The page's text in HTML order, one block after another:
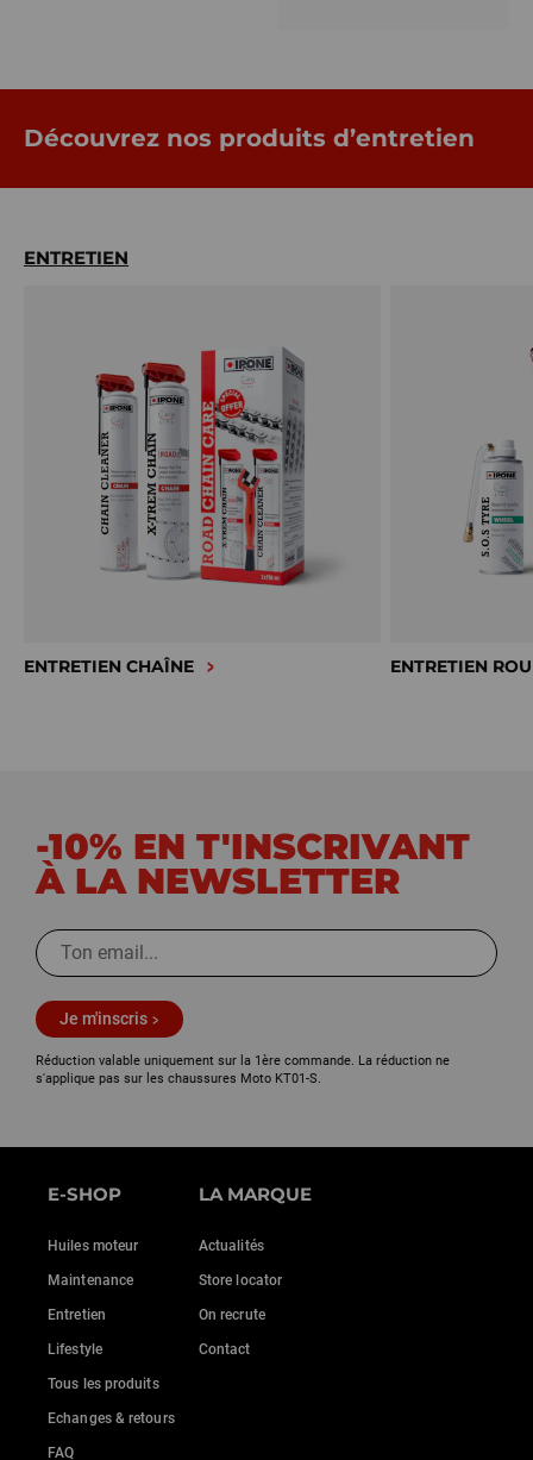
Découvrez nos produits d’entretien
ENTRETIEN
ENTRETIEN CHAÎNE ENTRETIEN
-10% EN T'INSCRIVANT
À LA NEWSLETTER
Je m'inscris
Réduction valable uniquement sur la 1ère commande. La réduction ne
s'applique pas sur les chaussures Moto KT01-S.
E-SHOP
Huiles moteur
Maintenance
Entretien
Lifestyle
Tous les produits
Echanges & retours
FAQ
LA MARQUE
Actualités
Store locator
On recrute
Contact